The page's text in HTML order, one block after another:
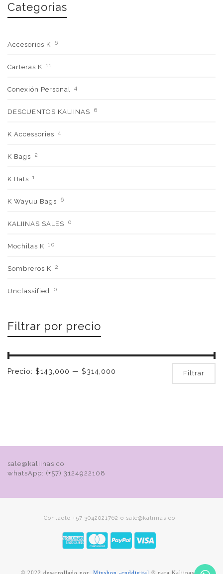
Categorias
Accesorios K 6
Carteras K 11
Conexión Personal 4
DESCUENTOS KALIINAS 6
K Accessories 4
K Bags 2
K Hats 1
K Wayuu Bags 6
KALIINAS SALES 0
Mochilas K 10
Sombreros K 2
Unclassified 0
Filtrar por precio
Filtrar
Precio: $143,000 — $314,000
sale@kaliinas.co
whatsApp: (+57) 3124922108
Contacto +57 3042021762 o sale@kaliinas.co
© 2022 desarrollado por Mivshop -cnddigital ® para Kaliinas.co